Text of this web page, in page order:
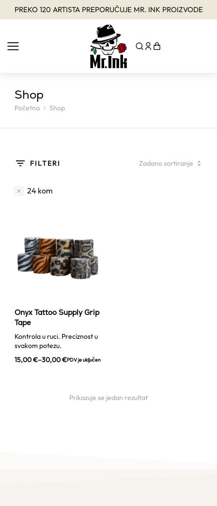
PREKO 120 ARTISTA PREPORUČUJE MR. INK PROIZVODE
Shop
You are here:
Početna Shop
FILTERI
24 kom
Onyx Tattoo Supply Grip
Tape
Kontrola u ruci. Preciznost u
svakom potezu.
15,00€–30,00€PDV je uključen
Prikazuje se jedan rezultat